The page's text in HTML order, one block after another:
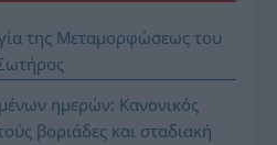
της Μεταμορφώσεως του
ημερών: Κανονικός
βοριάδες και σταδιακή